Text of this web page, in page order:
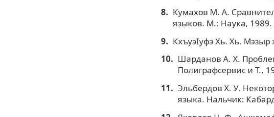
Кумахов М. А.
языков. М.: Наука, 1989.
КхъуэIуфэ Хь. Хь.
Шарданов А. Х.
Полиграфсервис и Т.,
Эльбердов Х. У.
языка. Нальчик: